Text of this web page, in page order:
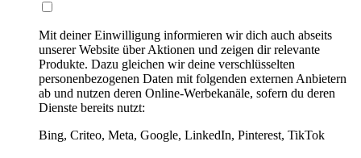
Mit deiner Einwilligung informieren wir dich auch abseits
unserer Website über Aktionen und zeigen dir relevante
Produkte. Dazu gleichen wir deine verschlüsselten
personenbezogenen Daten mit folgenden externen Anbietern
ab und nutzen deren Online-Werbekanäle, sofern du deren
Dienste bereits nutzt:
Bing, Criteo, Meta, Google, LinkedIn, Pinterest, TikTok